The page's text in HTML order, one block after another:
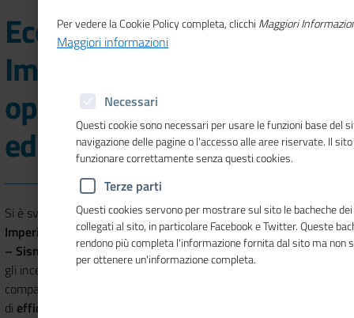
Ecobonus e Sismabonus: a
Imperia un convegno sulle
opportunità del comparto
edilizio
Si è svolto questa mattina, presso laCamera di Commercio di
Imperia
, un convegno sul tema“Riqualificazione Energetica Eco
– Sisma Bonus". Per il triennio 2019/2021 sono stati confermati
gli incentivi di Ecobonus e Sismabonus, in un’ottica di rilancio del
comparto edilizio e con lo scopo di colmare lacune in tema
di efficienza energetica
Per vedere la Cookie Policy completa, clicchi Maggiori
Maggiori informazioni
Necessari
Questi cookie sono necessari per usare le funzioni base del
navigazione delle pagine o l'accesso alle aree riservate. Il
funzionare correttamente senza questi cookies.
Terze parti
Questi cookies servono per mostrare sul sito le bacheche
collegati al sito, in particolare Facebook e Twitter. Queste
rendono più completa l'informazione fornita dal sito ma non
per ottenere un'informazione completa.